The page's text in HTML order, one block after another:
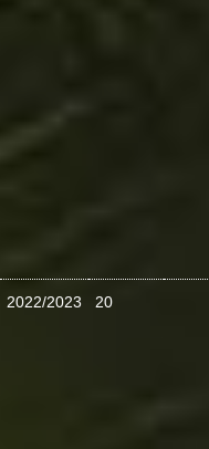
2022/2023 20